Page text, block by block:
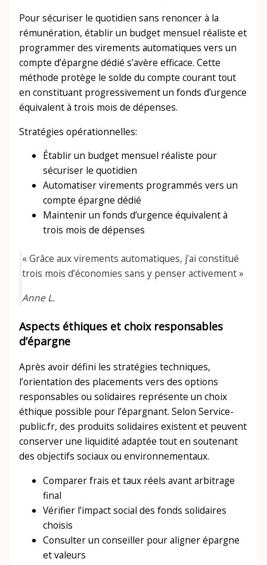
Pour sécuriser le quotidien sans renoncer à la
rémunération, établir un budget mensuel réaliste et
programmer des virements automatiques vers un
compte d’épargne dédié s’avère efficace. Cette
méthode protège le solde du compte courant tout
en constituant progressivement un fonds d’urgence
équivalent à trois mois de dépenses.
Stratégies opérationnelles:
Établir un budget mensuel réaliste pour
sécuriser le quotidien
Automatiser virements programmés vers un
compte épargne dédié
Maintenir un fonds d’urgence équivalent à
trois mois de dépenses
« Grâce aux virements automatiques, j’ai constitué
trois mois d’économies sans y penser activement »
Anne L.
Aspects éthiques et choix responsables
d’épargne
Après avoir défini les stratégies techniques,
l’orientation des placements vers des options
responsables ou solidaires représente un choix
éthique possible pour l’épargnant. Selon Service-
public.fr, des produits solidaires existent et peuvent
conserver une liquidité adaptée tout en soutenant
des objectifs sociaux ou environnementaux.
Comparer frais et taux réels avant arbitrage
final
Vérifier l’impact social des fonds solidaires
choisis
Consulter un conseiller pour aligner épargne
et valeurs